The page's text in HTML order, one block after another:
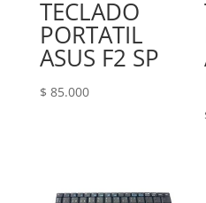
TECLADO
PORTATIL
ASUS F2 SP
$ 85.000